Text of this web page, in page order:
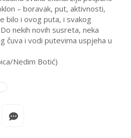
– boravak, put, aktivnosti,
bilo i ovog puta, i svakog
nekih novih susreta, neka
čuva i vodi putevima uspjeha u
Nedim Botić)